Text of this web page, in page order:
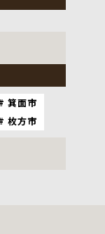
箕面市
枚方市